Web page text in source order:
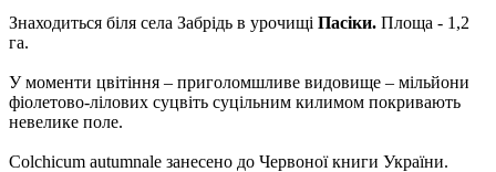
Знаходиться біля села Забрідь в урочищі Пасіки. Площа - 1,2
га.
У моменти цвітіння – приголомшливе видовище – мільйони
фіолетово-лілових суцвіть суцільним килимом покривають
невелике поле.
Colchicum autumnale занесено до Червоної книги України.